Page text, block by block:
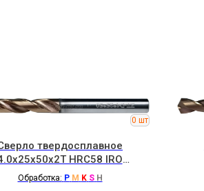
твердосплавное
HRC58 IRON
ROOT
Обработка: P M K S H